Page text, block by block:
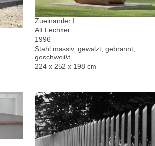
Zueinander I
Alf Lechner
1996
Stahl massiv, gewalzt, gebrannt,
geschweißt
224 x 252 x 198 cm